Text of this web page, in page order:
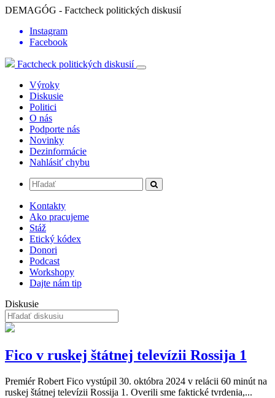
DEMAGÓG - Factcheck politických diskusií
Instagram
Facebook
Factcheck politických diskusií
Výroky
Diskusie
Politici
O nás
Podporte nás
Novinky
Dezinformácie
Nahlásiť chybu
Kontakty
Ako pracujeme
Stáž
Etický kódex
Donori
Podcast
Workshopy
Dajte nám tip
Diskusie
Fico v ruskej štátnej televízii Rossija 1
Premiér Robert Fico vystúpil 30. októbra 2024 v relácii 60 minút na
ruskej štátnej televízii Rossija 1. Overili sme faktické tvrdenia,...